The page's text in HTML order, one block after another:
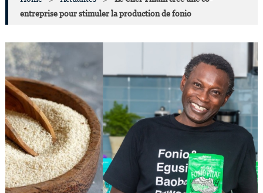
entreprise pour stimuler la production de fonio